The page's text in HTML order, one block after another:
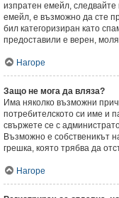
изпратен емейл, следвайте
емейл, е възможно да сте
бил категоризиран като
предоставили е верен,
Нагоре
Защо не мога да вляза?
Има няколко възможни
потребителското си име и
свържете се с
Възможно е собственикът
грешка, която трябва да
Нагоре